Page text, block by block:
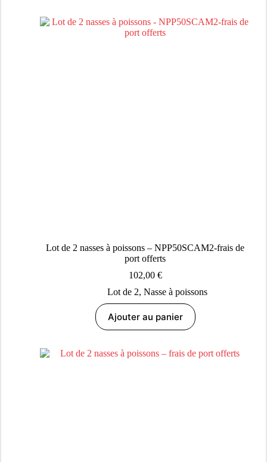
Lot de 2 nasses à poissons – NPP50SCAM2-frais de
port offerts
102,00 €
Lot de 2, Nasse à poissons
Ajouter au panier